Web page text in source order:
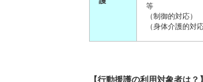
等
（制御的対応
（身体介護的
【行動援護の利用対象者は？】